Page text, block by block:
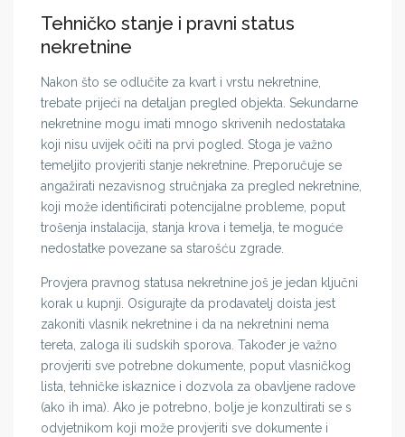
Tehničko stanje i pravni status
nekretnine
Nakon što se odlučite za kvart i vrstu nekretnine,
trebate prijeći na detaljan pregled objekta. Sekundarne
nekretnine mogu imati mnogo skrivenih nedostataka
koji nisu uvijek očiti na prvi pogled. Stoga je važno
temeljito provjeriti stanje nekretnine. Preporučuje se
angažirati nezavisnog stručnjaka za pregled nekretnine,
koji može identificirati potencijalne probleme, poput
trošenja instalacija, stanja krova i temelja, te moguće
nedostatke povezane sa starošću zgrade.
Provjera pravnog statusa nekretnine još je jedan ključni
korak u kupnji. Osigurajte da prodavatelj doista jest
zakoniti vlasnik nekretnine i da na nekretnini nema
tereta, zaloga ili sudskih sporova. Također je važno
provjeriti sve potrebne dokumente, poput vlasničkog
lista, tehničke iskaznice i dozvola za obavljene radove
(ako ih ima). Ako je potrebno, bolje je konzultirati se s
odvjetnikom koji može provjeriti sve dokumente i